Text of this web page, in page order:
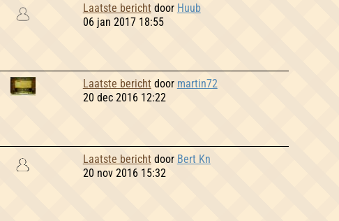
Laatste bericht door Huub
06 jan 2017 18:55
Laatste bericht door martin72
20 dec 2016 12:22
Laatste bericht door Bert Kn
20 nov 2016 15:32